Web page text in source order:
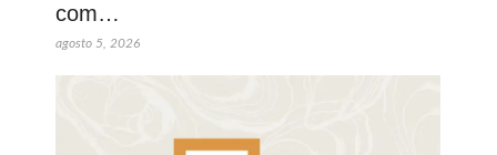
com…
agosto 5, 2026